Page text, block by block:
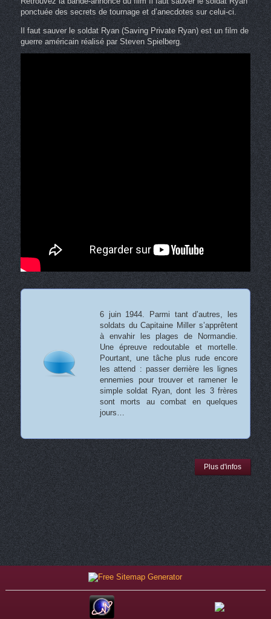
ponctuée des secrets de tournage et d’anecdotes sur celui-ci.
Il faut sauver le soldat Ryan (Saving Private Ryan) est un film de
guerre américain réalisé par Steven Spielberg.
6 juin 1944. Parmi tant d’autres, les
soldats du Capitaine Miller s’apprêtent
à envahir les plages de Normandie.
Une épreuve redoutable et mortelle.
Pourtant, une tâche plus rude encore
les attend : passer derrière les lignes
ennemies pour trouver et ramener le
simple soldat Ryan, dont les 3 frères
sont morts au combat en quelques
jours…
Plus d'infos